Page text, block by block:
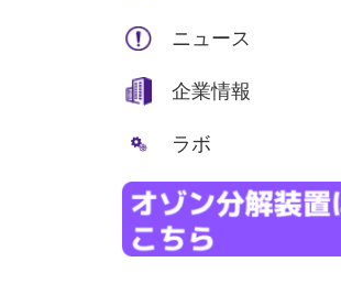
ニュース
企業情報
ラボ